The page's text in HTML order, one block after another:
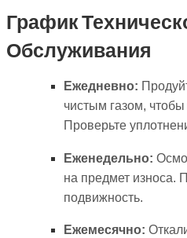
График
Обслуживания
Ежедневно:
чистым газом,
Проверьте
Еженедельно:
на предмет износа.
подвижность.
Ежемесячно: